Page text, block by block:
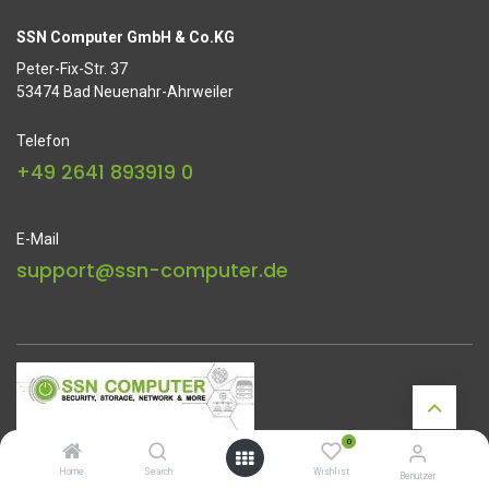
Home Search
0
Wishlist Benutzer
SSN Computer GmbH & Co.KG
Peter-Fix-Str. 37
53474 Bad Neuenahr-Ahrweiler
Telefon
+49 2641 893919 0
E-Mail
support@ssn-computer.de
Startseite Über uns • Datenschutz Impressum